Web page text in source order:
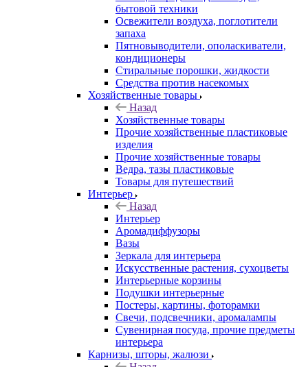
бытовой техники
Освежители воздуха, поглотители
запаха
Пятновыводители, ополаскиватели,
кондиционеры
Стиральные порошки, жидкости
Средства против насекомых
Хозяйственные товары
Назад
Хозяйственные товары
Прочие хозяйственные пластиковые
изделия
Прочие хозяйственные товары
Ведра, тазы пластиковые
Товары для путешествий
Интерьер
Назад
Интерьер
Аромадиффузоры
Вазы
Зеркала для интерьера
Искусственные растения, сухоцветы
Интерьерные корзины
Подушки интерьерные
Постеры, картины, фоторамки
Свечи, подсвечники, аромалампы
Сувенирная посуда, прочие предметы
интерьера
Карнизы, шторы, жалюзи